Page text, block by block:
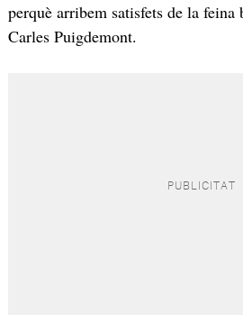
perquè arribem satisfets de la feina
Carles Puigdemont.